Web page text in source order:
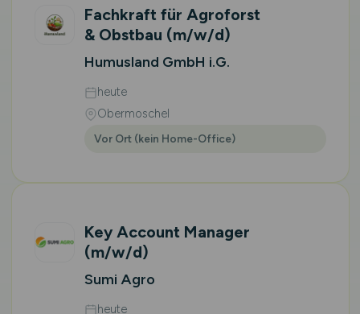
Fachkraft für Agroforst
& Obstbau (m/w/d)
Humusland GmbH i.G.
heute
Obermoschel
Vor Ort (kein Home-Office)
Key Account Manager
(m/w/d)
Sumi Agro
heute